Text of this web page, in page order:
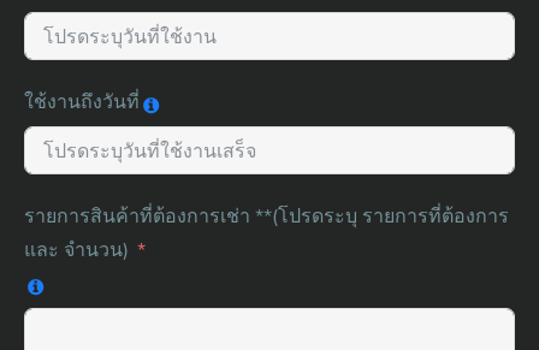
ใช้งานถึงวันที่
รายการสินค้าที่ต้องการเช่า **(โปรดระบุ รายการที่ต้องการ
และ จำนวน)